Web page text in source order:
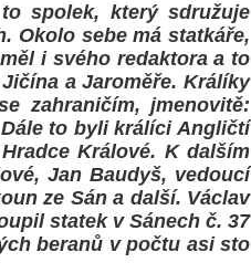
spolek, který sdružuje
Okolo sebe má statkáře,
i svého redaktora a to
a Jaroměře. Králíky
zahraničím, jmenovitě:
to byli králíci Angličtí
Králové. K dalším
Jan Baudyš, vedoucí
ze Sán a další. Václav
statek v Sánech č. 37
beranů v počtu asi sto